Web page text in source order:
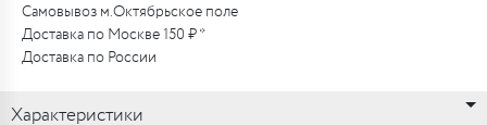
Самовывоз м.Октябрьское поле
Доставка по Москве 150 ₽ *
Доставка по России
Характеристики